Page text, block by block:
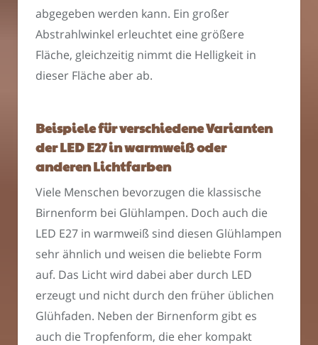
abgegeben werden kann. Ein großer
Abstrahlwinkel erleuchtet eine größere
Fläche, gleichzeitig nimmt die Helligkeit in
dieser Fläche aber ab.
Beispiele für verschiedene Varianten
der LED E27 in warmweiß oder
anderen Lichtfarben
Viele Menschen bevorzugen die klassische
Birnenform bei Glühlampen. Doch auch die
LED E27 in warmweiß sind diesen Glühlampen
sehr ähnlich und weisen die beliebte Form
auf. Das Licht wird dabei aber durch LED
erzeugt und nicht durch den früher üblichen
Glühfaden. Neben der Birnenform gibt es
auch die Tropfenform, die eher kompakt